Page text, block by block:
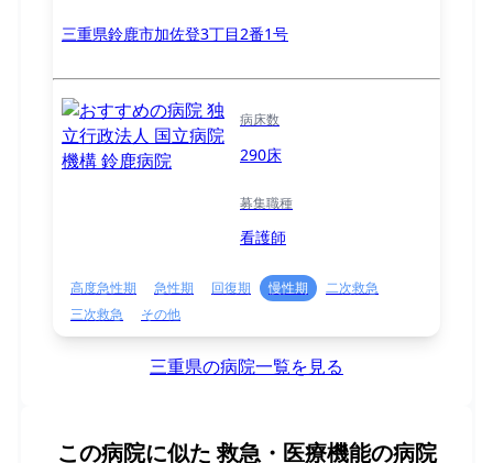
三重県鈴鹿市加佐登3丁目2番1号
病床数
290床
募集職種
看護師
高度急性期 急性期 回復期 慢性期
二次救急
三次救急
その他
三重県の病院一覧を見る
この病院に似た 救急・医療機能の病院